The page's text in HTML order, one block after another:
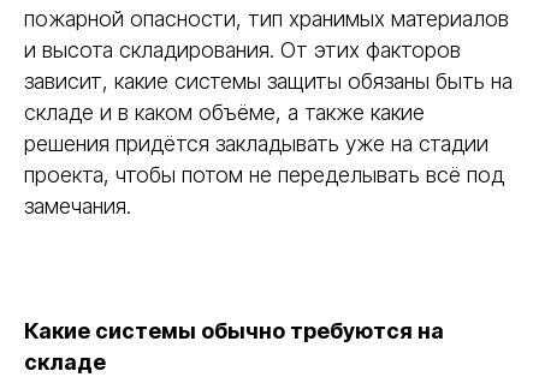
пожарной опасности, тип хранимых материалов
и высота складирования. От этих факторов
зависит, какие системы защиты обязаны быть на
складе и в каком объёме, а также какие
решения придётся закладывать уже на стадии
проекта, чтобы потом не переделывать всё под
замечания.
Какие системы обычно требуются на
складе